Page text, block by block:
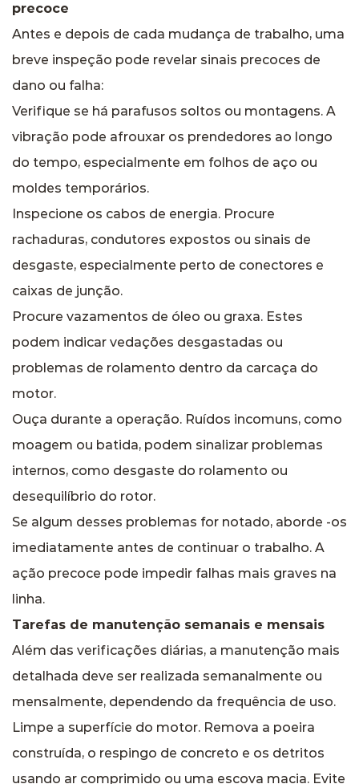
precoce
Antes e depois de cada mudança de trabalho, uma
breve inspeção pode revelar sinais precoces de
dano ou falha:
Verifique se há parafusos soltos ou montagens. A
vibração pode afrouxar os prendedores ao longo
do tempo, especialmente em folhos de aço ou
moldes temporários.
Inspecione os cabos de energia. Procure
rachaduras, condutores expostos ou sinais de
desgaste, especialmente perto de conectores e
caixas de junção.
Procure vazamentos de óleo ou graxa. Estes
podem indicar vedações desgastadas ou
problemas de rolamento dentro da carcaça do
motor.
Ouça durante a operação. Ruídos incomuns, como
moagem ou batida, podem sinalizar problemas
internos, como desgaste do rolamento ou
desequilíbrio do rotor.
Se algum desses problemas for notado, aborde -os
imediatamente antes de continuar o trabalho. A
ação precoce pode impedir falhas mais graves na
linha.
Tarefas de manutenção semanais e mensais
Além das verificações diárias, a manutenção mais
detalhada deve ser realizada semanalmente ou
mensalmente, dependendo da frequência de uso.
Limpe a superfície do motor. Remova a poeira
construída, o respingo de concreto e os detritos
usando ar comprimido ou uma escova macia. Evite